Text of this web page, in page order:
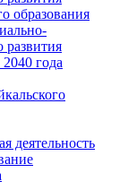
образования
развития
2040 года
деятельность